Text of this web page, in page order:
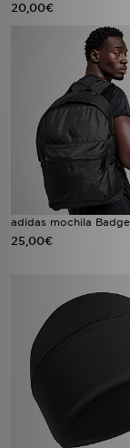
20,00€
adidas mochila
25,00€